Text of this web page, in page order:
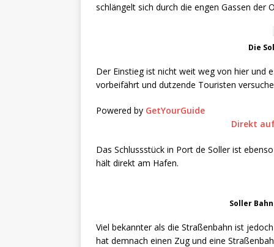
schlängelt sich durch die engen Gassen der
Die
Der Einstieg ist nicht weit weg von hier und
vorbeifährt und dutzende Touristen
Powered by GetYourGuide
Direkt
Das Schlussstück in Port de Soller ist
hält direkt am Hafen.
Soller
Viel bekannter als die Straßenbahn ist
hat demnach einen Zug und eine